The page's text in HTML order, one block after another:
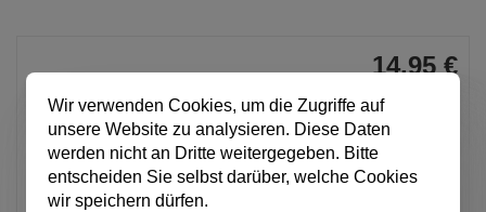
14,95 €
Anzahl
In den Warenkorb
Wir verwenden Cookies, um die Zugriffe auf
unsere Website zu analysieren. Diese Daten
werden nicht an Dritte weitergegeben. Bitte
entscheiden Sie selbst darüber, welche Cookies
wir speichern dürfen.